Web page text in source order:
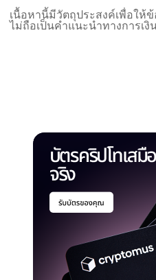
เนื้อหานี้มีวัตถุประสงค์เพื่อให้
ไม่ถือเป็นคำแนะนำทางการเ